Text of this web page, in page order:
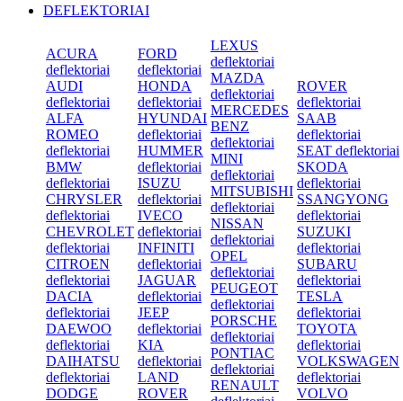
DEFLEKTORIAI
ACURA
deflektoriai
AUDI
deflektoriai
ALFA
ROMEO
deflektoriai
BMW
deflektoriai
CHRYSLER
deflektoriai
CHEVROLET
deflektoriai
CITROEN
deflektoriai
DACIA
deflektoriai
DAEWOO
deflektoriai
DAIHATSU
deflektoriai
DODGE
FORD
deflektoriai
HONDA
deflektoriai
HYUNDAI
deflektoriai
HUMMER
deflektoriai
ISUZU
deflektoriai
IVECO
deflektoriai
INFINITI
deflektoriai
JAGUAR
deflektoriai
JEEP
deflektoriai
KIA
deflektoriai
LAND
ROVER
LEXUS
deflektoriai
MAZDA
deflektoriai
MERCEDES
BENZ
deflektoriai
MINI
deflektoriai
MITSUBISHI
deflektoriai
NISSAN
deflektoriai
OPEL
deflektoriai
PEUGEOT
deflektoriai
PORSCHE
deflektoriai
PONTIAC
deflektoriai
RENAULT
ROVER
deflektoriai
SAAB
deflektoriai
SEAT deflektoriai
SKODA
deflektoriai
SSANGYONG
deflektoriai
SUZUKI
deflektoriai
SUBARU
deflektoriai
TESLA
deflektoriai
TOYOTA
deflektoriai
VOLKSWAGEN
deflektoriai
VOLVO